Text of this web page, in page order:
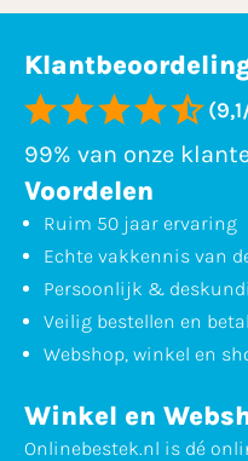
99% van onze
Voordelen
Ruim 50 jaar ervaring
Echte vakkennis van
Persoonlijk &
Veilig bestellen en
Webshop, winkel en
Winkel en
Onlinebestek.nl is dé